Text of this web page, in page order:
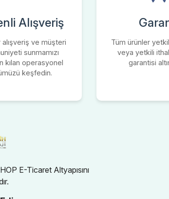
Alışveriş
alışveriş ve müşteri
sunmamızı
kılan operasyonel
keşfedin.
Tüm ürünler
veya yetkili
garantisi
E-Ticaret Altyapısını